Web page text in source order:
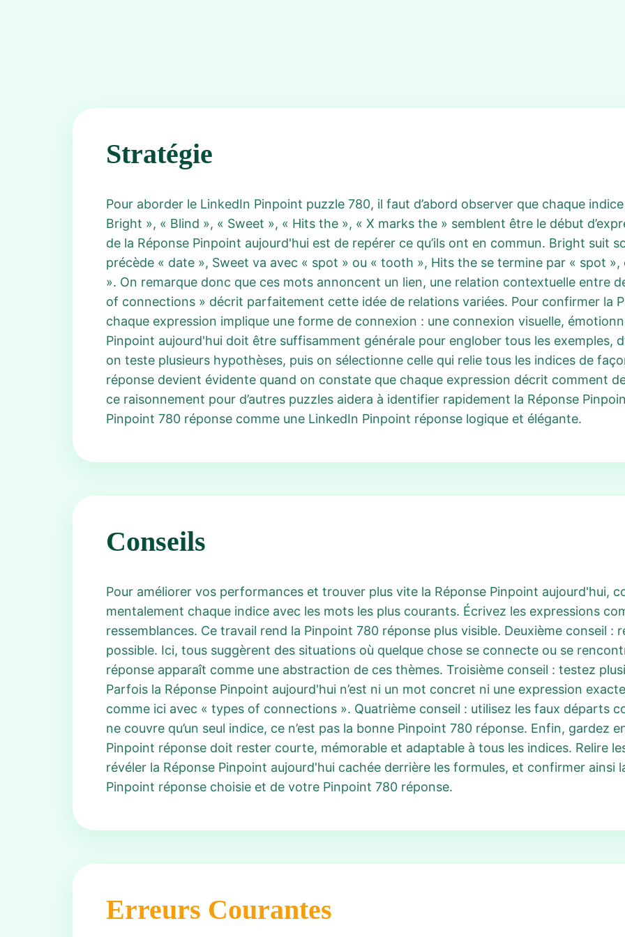
Stratégie
Pour aborder le LinkedIn Pinpoint puzzle 780, il faut d’abord observer que chaque
Bright », « Blind », « Sweet », « Hits the », « X marks the » semblent être le début
de la Réponse Pinpoint aujourd'hui est de repérer ce qu’ils ont en commun. Bright suit
précède « date », Sweet va avec « spot » ou « tooth », Hits the se termine par « spot
». On remarque donc que ces mots annoncent un lien, une relation contextuelle entre
of connections » décrit parfaitement cette idée de relations variées. Pour confirmer la
chaque expression implique une forme de connexion : une connexion visuelle,
Pinpoint aujourd'hui doit être suffisamment générale pour englober tous les exemples,
on teste plusieurs hypothèses, puis on sélectionne celle qui relie tous les indices de
réponse devient évidente quand on constate que chaque expression décrit comment
ce raisonnement pour d’autres puzzles aidera à identifier rapidement la Réponse
Pinpoint 780 réponse comme une LinkedIn Pinpoint réponse logique et élégante.
Conseils
Pour améliorer vos performances et trouver plus vite la Réponse Pinpoint aujourd'hui,
mentalement chaque indice avec les mots les plus courants. Écrivez les expressions
ressemblances. Ce travail rend la Pinpoint 780 réponse plus visible. Deuxième conseil :
possible. Ici, tous suggèrent des situations où quelque chose se connecte ou se
réponse apparaît comme une abstraction de ces thèmes. Troisième conseil : testez
Parfois la Réponse Pinpoint aujourd'hui n’est ni un mot concret ni une expression
comme ici avec « types of connections ». Quatrième conseil : utilisez les faux départs
ne couvre qu’un seul indice, ce n’est pas la bonne Pinpoint 780 réponse. Enfin, gardez
Pinpoint réponse doit rester courte, mémorable et adaptable à tous les indices. Relire
révéler la Réponse Pinpoint aujourd'hui cachée derrière les formules, et confirmer ainsi
Pinpoint réponse choisie et de votre Pinpoint 780 réponse.
Erreurs Courantes